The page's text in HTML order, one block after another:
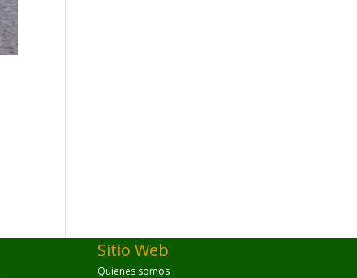
Sitio Web
Quienes somos